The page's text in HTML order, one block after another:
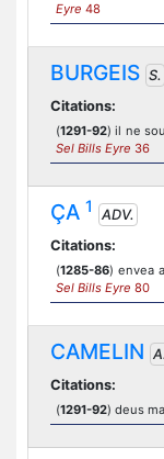
Eyre 48
BURGEIS S.
Citations:
(1291-92) il ne
Sel Bills Eyre 36
ÇA 1
ADV.
Citations:
(1285-86) envea
Sel Bills Eyre 80
CAMELIN
Citations:
(1291-92) deus